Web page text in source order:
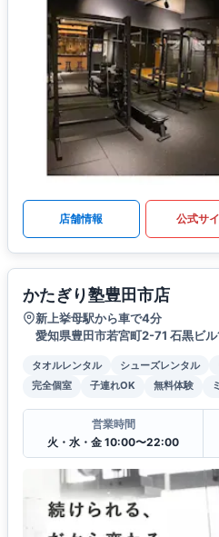
店舗情報 公式サ
かたぎり塾豊田市店
新上挙母駅から車で4分
愛知県豊田市若宮町2-71 石黒ビル
タオルレンタル シューズレンタル
完全個室
子連れOK 無料体験
営業時間
火・水・金 10:00〜22:00